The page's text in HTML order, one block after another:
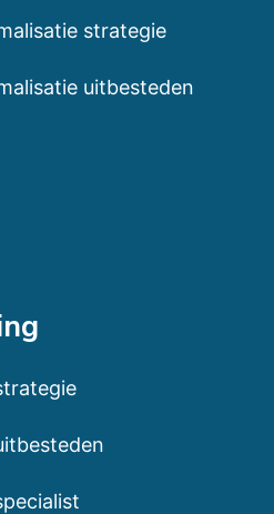
strategie
uitbesteden